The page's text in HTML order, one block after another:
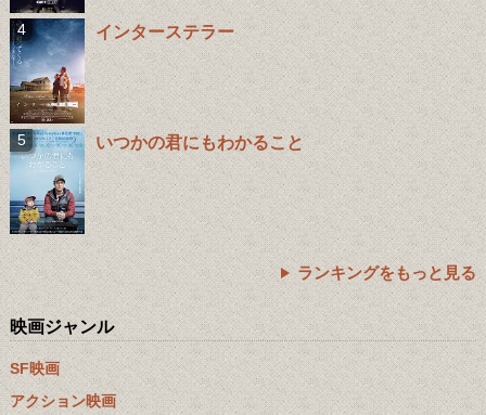
インターステラー
いつかの君にもわかること
ランキングをもっと見る
映画ジャンル
SF映画
アクション映画